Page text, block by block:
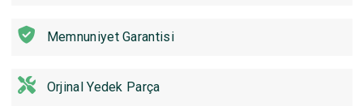
Memnuniyet Garantisi
Orjinal Yedek Parça